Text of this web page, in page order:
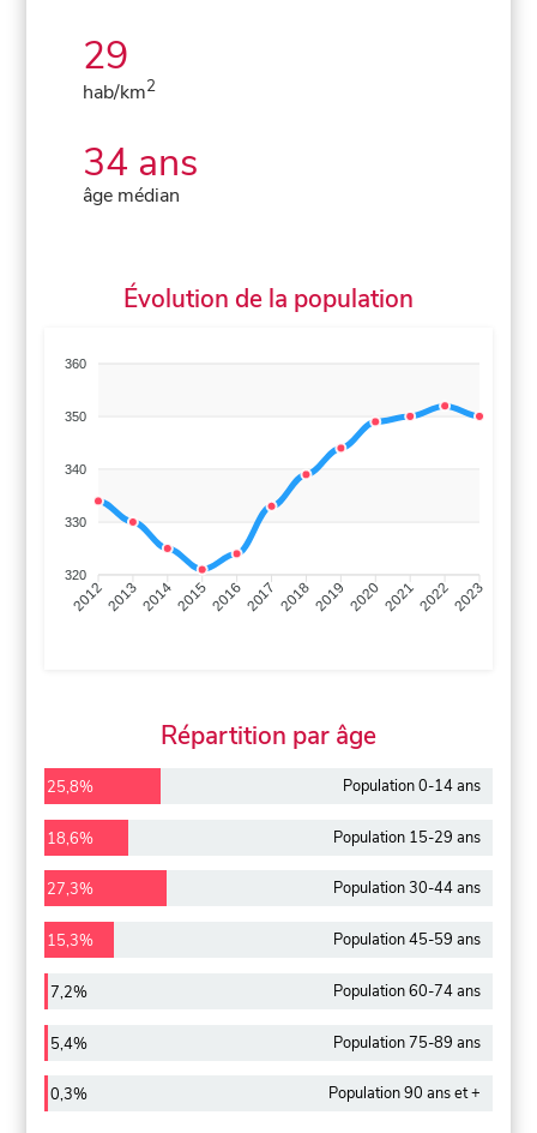
29
hab/km2
34 ans
âge médian
Évolution de la population
360
350
340
330
320
201220132014201520162017 20182019 2020202120222023
Répartition par âge
25,8% Population 0-14 ans
18,6% Population 15-29 ans
27,3% Population 30-44 ans
15,3% Population 45-59 ans
7,2% Population 60-74 ans
5,4% Population 75-89 ans
0,3% Population 90 ans et +